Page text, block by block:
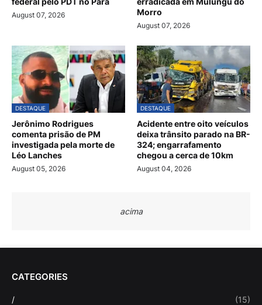
August 07, 2026
Morro
August 07, 2026
DESTAQUE
Jerônimo Rodrigues
comenta prisão de PM
investigada pela morte de
Léo Lanches
August 05, 2026
DESTAQUE
Acidente entre oito veículos
deixa trânsito parado na BR-
324; engarrafamento
chegou a cerca de 10km
August 04, 2026
acima
CATEGORIES
/ (15)